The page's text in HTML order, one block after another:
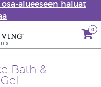
alueeseen haluat
0
Bath &